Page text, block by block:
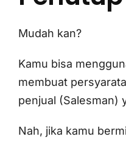
Mudah kan?
Kamu bisa
membuat
penjual (Salesman)
Nah, jika kamu